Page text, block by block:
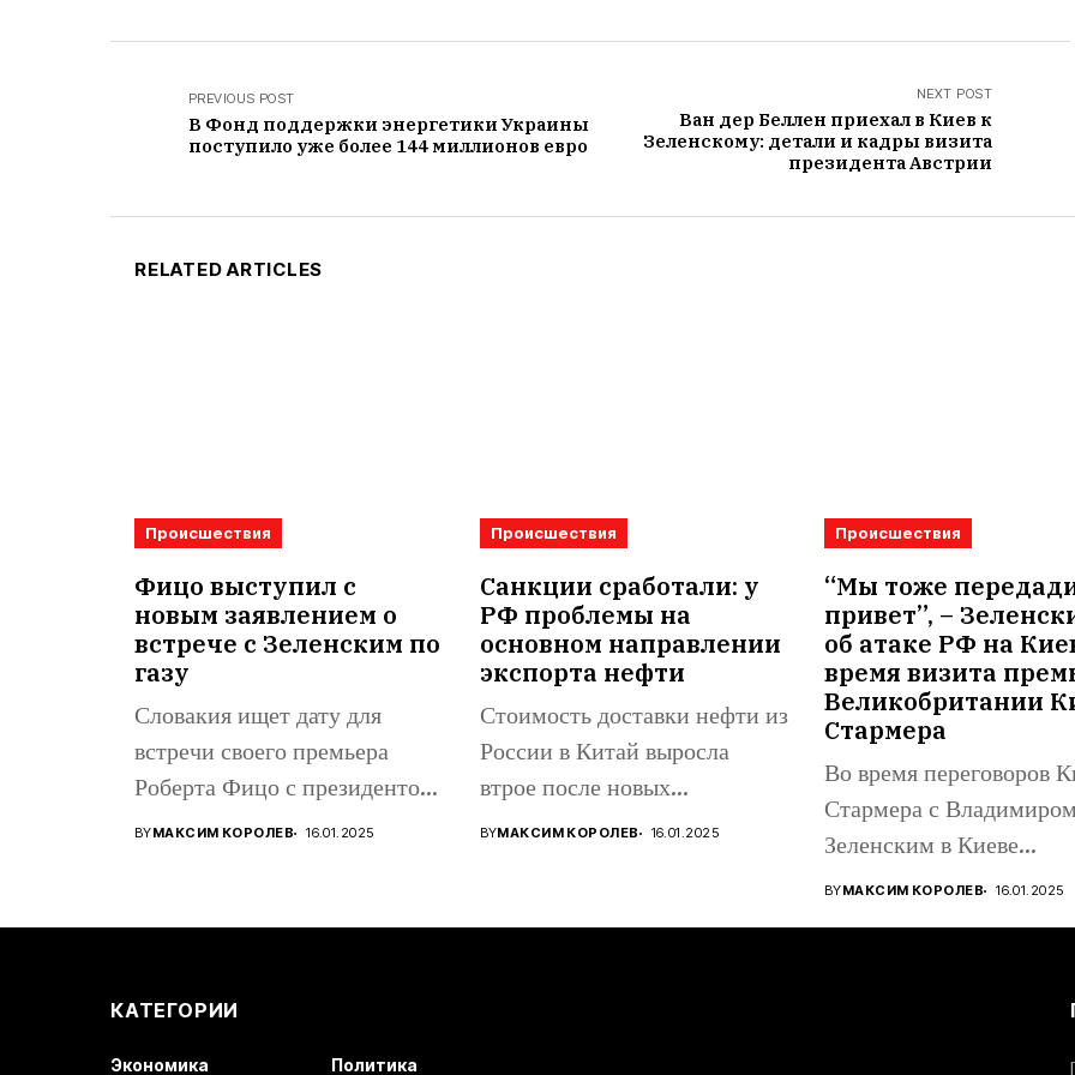
PREVIOUS POST
В Фонд поддержки энергетики Украины
поступило уже более 144 миллионов евро
NEXT POST
​Ван дер Беллен приехал в Киев к
Зеленскому: детали и кадры визита
президента Австрии
RELATED ARTICLES
Происшествия
Фицо выступил с
новым заявлением о
встрече с Зеленским по
газу
Словакия ищет дату для
встречи своего премьера
Роберта Фицо с президентом
Украины...
BYМАКСИМ КОРОЛЕВ 16.01.2025
Происшествия
Санкции сработали: у
РФ проблемы на
основном направлении
экспорта нефти
Стоимость доставки нефти из
России в Китай выросла
втрое после новых
американских...
BYМАКСИМ КОРОЛЕВ 16.01.2025
Происшествия
“Мы тоже
привет”, –
об атаке РФ на
время визита
Великобритании
Стармера
Во время переговоров
Стармера с Владимиром
Зеленским в Киеве
прогремели взрывы:...
BYМАКСИМ КОРОЛЕВ 16.01.2025
КАТЕГОРИИ
Экономика Политика